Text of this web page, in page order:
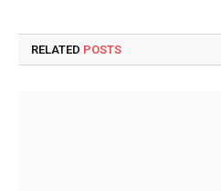
RELATED POSTS